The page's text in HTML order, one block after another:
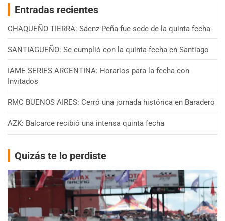
Entradas recientes
CHAQUEÑO TIERRA: Sáenz Peña fue sede de la quinta fecha
SANTIAGUEÑO: Se cumplió con la quinta fecha en Santiago
IAME SERIES ARGENTINA: Horarios para la fecha con
Invitados
RMC BUENOS AIRES: Cerró una jornada histórica en Baradero
AZK: Balcarce recibió una intensa quinta fecha
Quizás te lo perdiste